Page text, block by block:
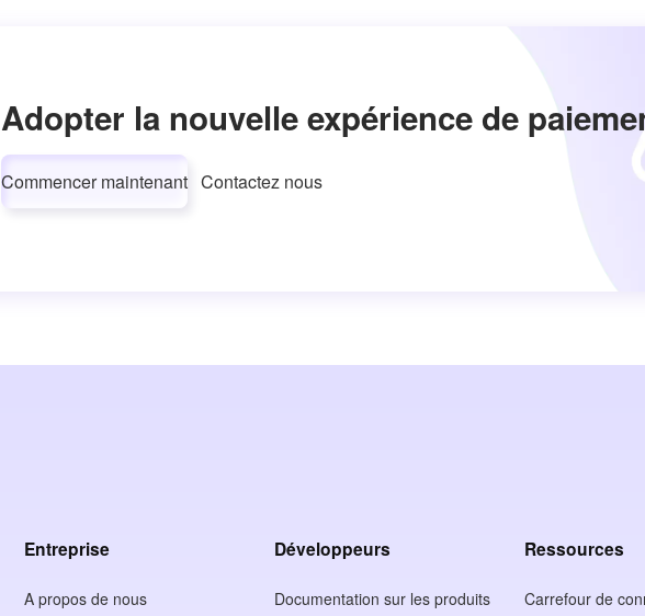
Adopter la nouvelle expérience de
Commencer maintenant Contactez nous
Entreprise
A propos de nous
Développeurs
Documentation sur les produits
Ressources
Carrefour de